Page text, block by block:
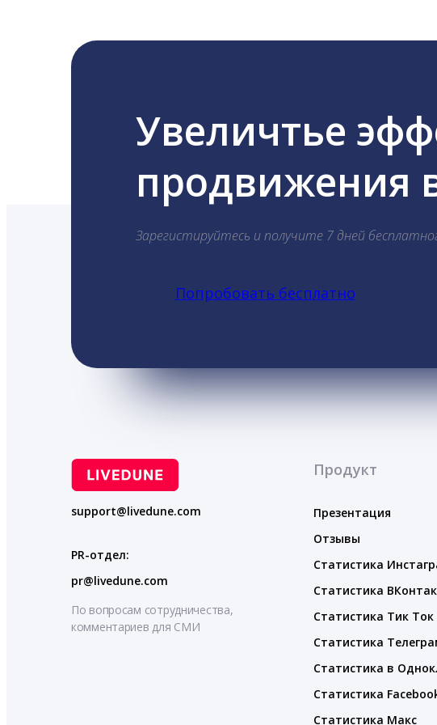
Увеличтье
продвижения
Зарегистируйтесь и получите 7 дней
Попробовать бесплатно
support@livedune.com
PR-отдел:
pr@livedune.com
По вопросам сотрудничества,
комментариев для СМИ
Продукт
Презентация
Отзывы
Статистика
Статистика
Статистика Тик Ток
Статистика
Статистика в
Статистика
Статистика Макс